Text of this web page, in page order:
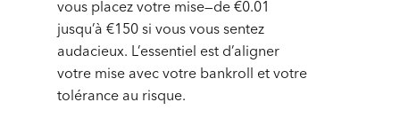
vous placez votre mise—de €0.01
jusqu’à €150 si vous vous sentez
audacieux. L’essentiel est d’aligner
votre mise avec votre bankroll et votre
tolérance au risque.